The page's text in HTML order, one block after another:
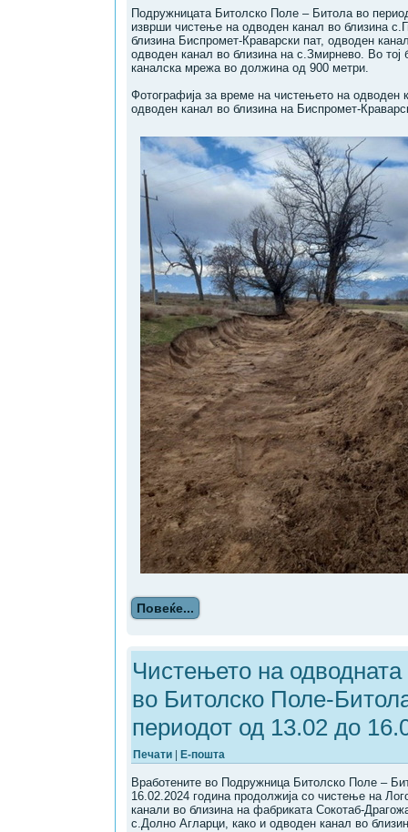
Подружницата Битолско Поле – Битола во
изврши чистење на одводен канал во близина
близина Биспромет-Краварски пат, одводeн
одводен канал во близина на с.Змирнево. Во тој
каналска мрежа во должина од 900 метри.
Фотографија за време на чистењето на одводен
одводен канал во близина на Биспромет-
Повеќе...
Чистењето на
во Битолско Поле-
периодот од 13.02 до
Печати Е-пошта
Вработените во Подружница Битолско Поле –
16.02.2024 година продолжија со чистење на
канали во близина на фабриката Сокотаб-
с.Долно Агларци, како и одводeн канал во